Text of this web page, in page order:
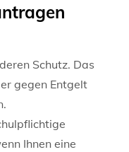
Schutz. Das
gegen Entgelt
Ihnen eine